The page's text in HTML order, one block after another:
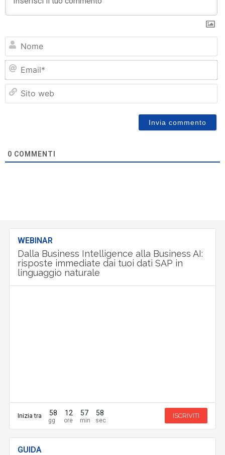
0 COMMENTI
WEBINAR
Dalla Business Intelligence alla Business AI:
risposte immediate dai tuoi dati SAP in
linguaggio naturale
Inizia tra 58 12 57 57 ISCRIVITI
GUIDA